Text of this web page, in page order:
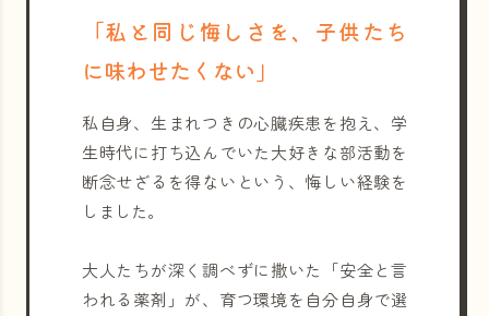
「私と同じ悔しさを、子供たち
に味わせたくない」
私自身、生まれつきの心臓疾患を抱え、学
生時代に打ち込んでいた大好きな部活動を
断念せざるを得ないという、悔しい経験を
しました。
大人たちが深く調べずに撒いた「安全と言
われる薬剤」が、育つ環境を自分自身で選